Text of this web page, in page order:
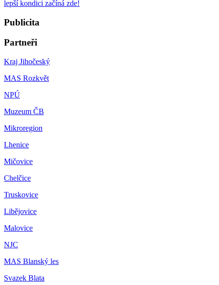
lepší kondici začíná zde!
Publicita
Partneři
Kraj Jihočeský
MAS Rozkvět
NPÚ
Muzeum ČB
Mikroregion
Lhenice
Mičovice
Chelčice
Truskovice
Libějovice
Malovice
NJC
MAS Blanský les
Svazek Blata